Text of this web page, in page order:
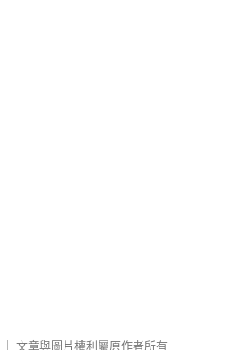
文章與圖片權利屬原作者所有